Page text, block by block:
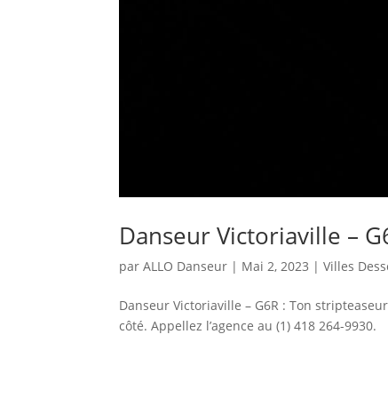
Danseur Victoriaville –
parALLO Danseur | Mai 2, 2023 |Villes
Danseur Victoriaville – G6R : Ton
côté. Appellez l’agence au (1) 418 264-9930.